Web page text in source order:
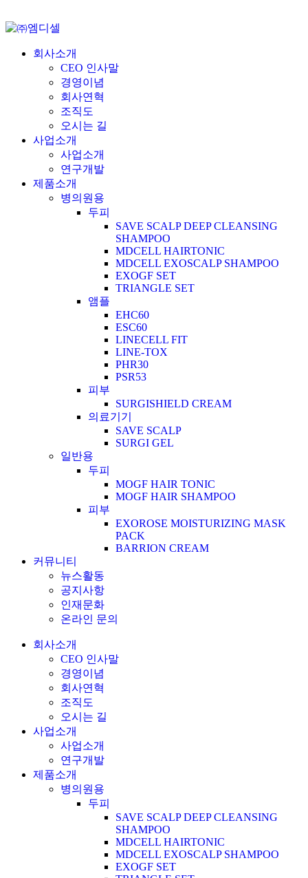
회사소개
CEO 인사말
경영이념
회사연혁
조직도
오시는 길
사업소개
사업소개
연구개발
제품소개
병의원용
두피
SAVE SCALP DEEP CLEANSING
SHAMPOO
MDCELL HAIRTONIC
MDCELL EXOSCALP SHAMPOO
EXOGF SET
TRIANGLE SET
앰플
EHC60
ESC60
LINECELL FIT
LINE-TOX
PHR30
PSR53
피부
SURGISHIELD CREAM
의료기기
SAVE SCALP
SURGI GEL
일반용
두피
MOGF HAIR TONIC
MOGF HAIR SHAMPOO
피부
EXOROSE MOISTURIZING MASK
PACK
BARRION CREAM
커뮤니티
뉴스활동
공지사항
인재문화
온라인 문의
회사소개
CEO 인사말
경영이념
회사연혁
조직도
오시는 길
사업소개
사업소개
연구개발
제품소개
병의원용
두피
SAVE SCALP DEEP CLEANSING
SHAMPOO
MDCELL HAIRTONIC
MDCELL EXOSCALP SHAMPOO
EXOGF SET